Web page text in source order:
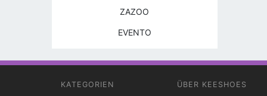
ZAZOO
EVENTO
KATEGORIEN ÜBER KEESHOES